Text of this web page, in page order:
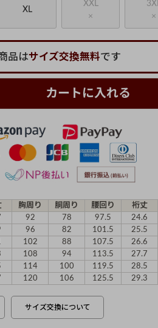
XL
XXL
×
3XL
×
品はサイズ交換無料です
カートに入れる
胸周り 胴周り 腰回り
裄丈
92 78 97.5
24.6
96 82 101.5
25.5
102 88 107.5
26.6
108 94 113.5
27.7
114 100 119.5
28.5
120 106 125.5 29.3
サイズ交換について